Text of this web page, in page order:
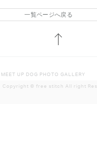
一覧ページへ戻る
MEET UP DOG PHOTO GALLERY
Copyright ©︎ free stitch All right